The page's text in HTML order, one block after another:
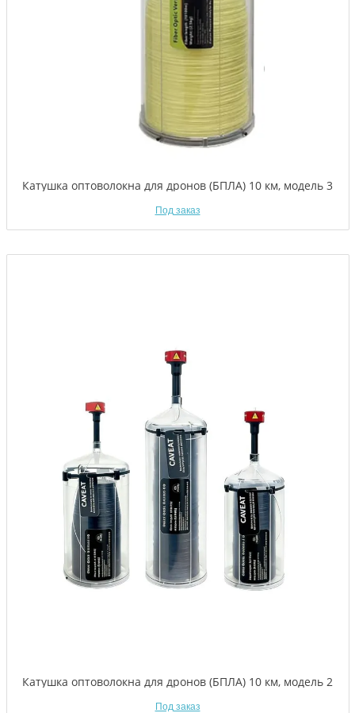
Катушка оптоволокна для дронов (БПЛА) 10 км, модель 3
Под заказ
Катушка оптоволокна для дронов (БПЛА) 10 км, модель 2
Под заказ